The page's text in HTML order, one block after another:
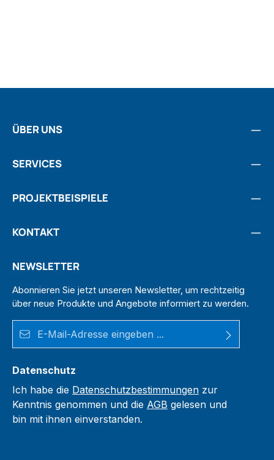
ÜBER UNS
SERVICES
PROJEKTBEISPIELE
KONTAKT
NEWSLETTER
Abonnieren Sie jetzt unseren Newsletter, um rechtzeitig
über neue Produkte und Angebote informiert zu werden.
Datenschutz
Ich habe die Datenschutzbestimmungen zur
Kenntnis genommen und die AGB gelesen und
bin mit ihnen einverstanden.